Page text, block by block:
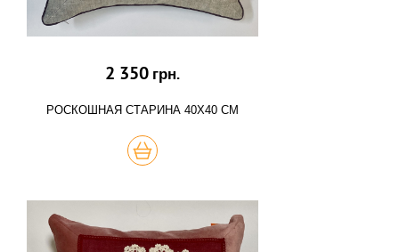
2 350 грн.
РОСКОШНАЯ СТАРИНА 40Х40 СМ
КУПИТЬ